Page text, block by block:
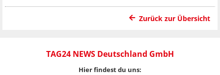
Zurück zur Übersicht
TAG24 NEWS Deutschland GmbH
Hier findest du uns: